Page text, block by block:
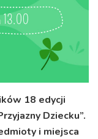
18 edycji
Dziecku”.
i miejsca